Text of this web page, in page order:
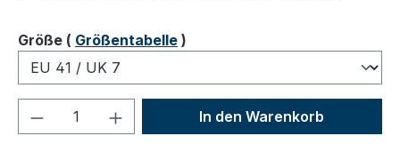
Größeauswählen
( Größentabelle )
Produkt Anzahl: Gib denIn den Warenkorb